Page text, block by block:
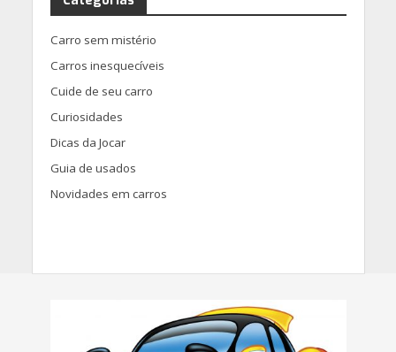
Carro sem mistério
Carros inesquecíveis
Cuide de seu carro
Curiosidades
Dicas da Jocar
Guia de usados
Novidades em carros